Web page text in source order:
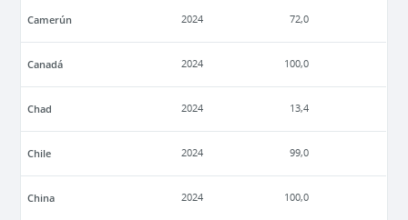
Camerún 2024 72,0
Canadá 2024 100,0
Chad 2024 13,4
Chile 2024 99,0
China 2024 100,0